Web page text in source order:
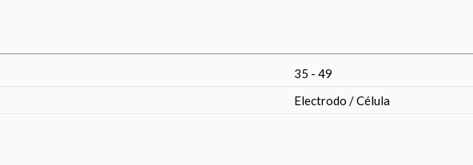
35 - 49
Electrodo / Célula